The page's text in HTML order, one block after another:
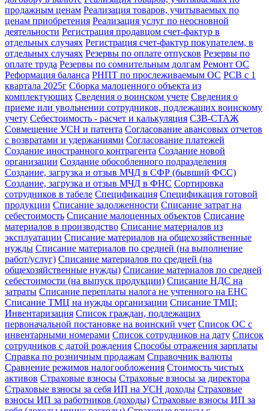
продажным ценам Реализация товаров, учитываемых по
ценам приобретения Реализация услуг по неосновной
деятельности Регистрация продавцом счет-фактур в
отдельных случаях Регистрация счет-фактур покупателем, в
отдельных случаях Резервы по оплате отпусков Резервы по
оплате труда Резервы по сомнительным долгам Ремонт ОС
Реформация баланса РНПТ по прослеживаемым ОС РСВ с 1
квартала 2025г Сборка малоценного объекта из
комплектующих Сведения о воинском учете Сведения о
приеме или увольнении сотрудников, подлежащих воинскому
учету Себестоимость - расчет и калькуляция СЗВ-СТАЖ
Совмещение УСН и патента Согласование авансовых отчетов
с возвратами и удержаниями Согласование платежей
Создание иностранного контрагента Создание новой
организации Создание обособленного подразделения
Создание, загрузка и отзыв МЧД в СФР (бывший ФСС)
Создание, загрузка и отзыв МЧД в ФНС Сортировка
сотрудников в табеле Спецификация Спецификация готовой
продукции Списание задолженности Списание затрат на
себестоимость Списание малоценных объектов Списание
материалов в производство Списание материалов из
эксплуатации Списание материалов на общехозяйственные
нужды Списание материалов по средней (на выполнение
работ/услуг) Списание материалов по средней (на
общехозяйственные нужды) Списание материалов по средней
себестоимости (на выпуск продукции) Списание НДС на
затраты Списание переплаты налога не учтенного на ЕНС
Списание ТМЦ на нужды организации Списание ТМЦ:
Инвентаризация Список граждан, подлежащих
первоначальной постановке на воинский учет Список ОС с
инвентарными номерами Список сотрудников на дату Список
сотрудников с датой рождения Способы отражения зарплаты
Справка по розничным продажам Справочник валюты
Сравнение режимов налогообложения Стоимость чистых
активов Страховые взносы Страховые взносы за директора
Страховые взносы за себя ИП на УСН доходы Страховые
взносы ИП за работников (доходы) Страховые взносы ИП за